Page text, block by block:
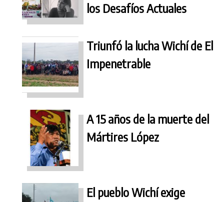
los Desafíos Actuales
Triunfó la lucha Wichí de El
Impenetrable
A 15 años de la muerte del
Mártires López
El pueblo Wichí exige